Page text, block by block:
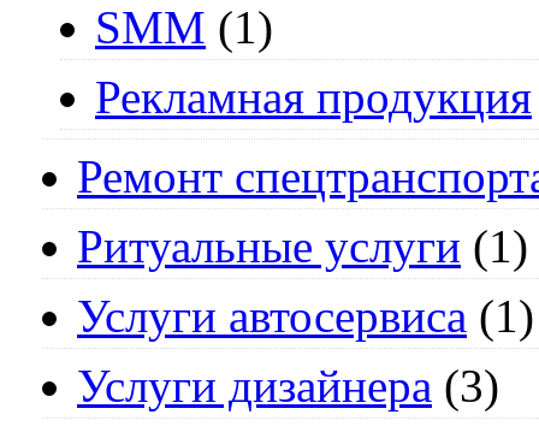
SMM (1)
Рекламная продукция
Ремонт
Ритуальные услуги (1)
Услуги автосервиса (1)
Услуги дизайнера (3)